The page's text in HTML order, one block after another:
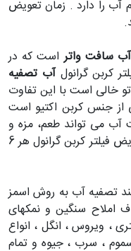
آب را دارد . زمان تعویض
سافت واتراست که در
کربن گرانولآب تصفیه
خالی است با این تفاوت
از جنس کربن اکتیو است
آب می تواند طعم، مزه و
بوی نامطبوع آب را حذف کند. زمان تعویض فیلتر کربن گرانول هر 6
تصفیه آب به روش اسمز
املاح سنگین و نمکهای
، ویروس ، انگل ، انواع
، سرب ، جیوه و تمام